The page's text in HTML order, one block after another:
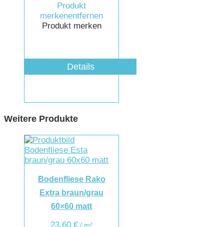
Produkt
merkenentfernen
Produkt merken
Details
Weitere Produkte
Bodenfliese Rako
Extra braun/grau
60×60 matt
23,60€ / m²